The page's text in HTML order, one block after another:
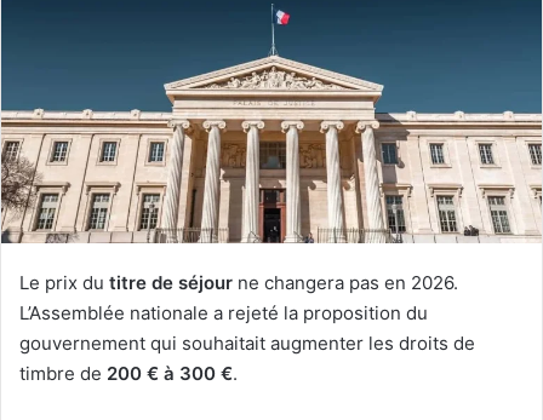
Le prix du titre de séjour ne changera pas en 2026.
L’Assemblée nationale a rejeté la proposition du
gouvernement qui souhaitait augmenter les droits de
timbre de 200 € à 300 €.